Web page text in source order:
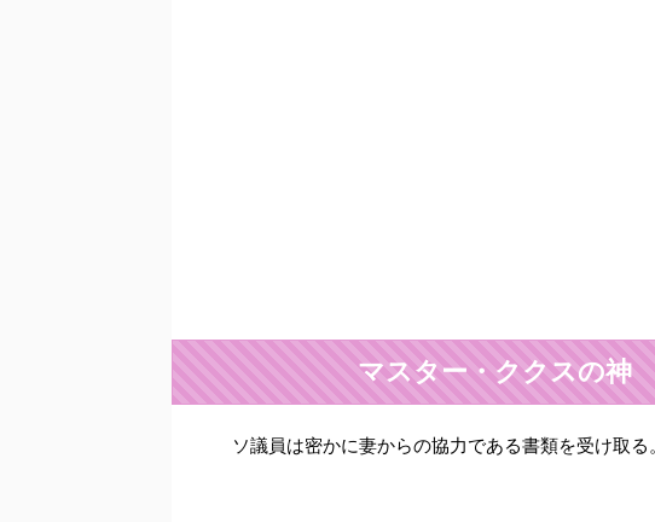
マスター・ククスの神
ソ議員は密かに妻からの協力である書類を受け取る。